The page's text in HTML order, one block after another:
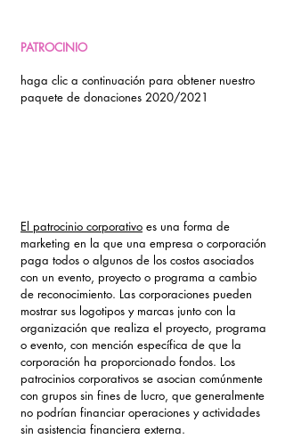
PATROCINIO
haga clic a continuación para obtener nuestro
paquete de donaciones 2020/2021
El patrocinio corporativo es una forma de
marketing en la que una empresa o corporación
paga todos o algunos de los costos asociados
con un evento, proyecto o programa a cambio
de reconocimiento. Las corporaciones pueden
mostrar sus logotipos y marcas junto con la
organización que realiza el proyecto, programa
o evento, con mención específica de que la
corporación ha proporcionado fondos. Los
patrocinios corporativos se asocian comúnmente
con grupos sin fines de lucro, que generalmente
no podrían financiar operaciones y actividades
sin asistencia financiera externa.